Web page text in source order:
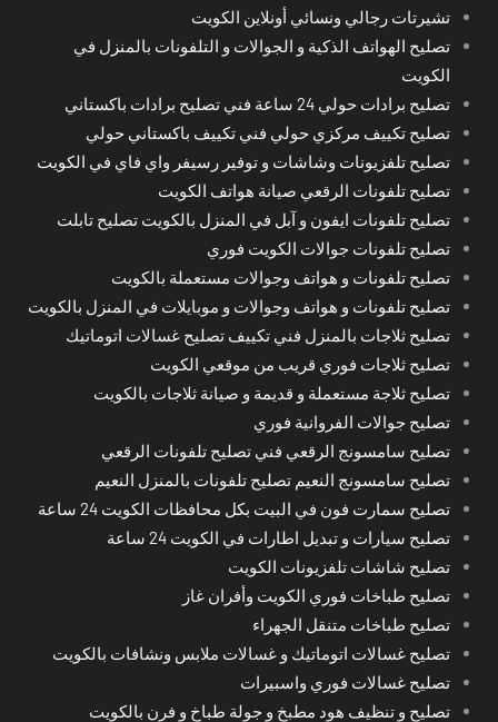
تشيرتات رجالي ونسائي أونلاين الكويت
تصليح الهواتف الذكية و الجوالات و التلفونات بالمنزل في
الكويت
تصليح برادات حولي 24 ساعة فني تصليح برادات باكستاني
تصليح تكييف مركزي حولي فني تكييف باكستاني حولي
تصليح تلفزيونات وشاشات و توفير رسيفر واي فاي في الكويت
تصليح تلفونات الرقعي صيانة هواتف الكويت
تصليح تلفونات ايفون و آبل في المنزل بالكويت تصليح تابلت
تصليح تلفونات جوالات الكويت فوري
تصليح تلفونات و هواتف وجوالات مستعملة بالكويت
تصليح تلفونات و هواتف وجوالات و موبايلات في المنزل بالكويت
تصليح ثلاجات بالمنزل فني تكييف تصليح غسالات اتوماتيك
تصليح ثلاجات فوري قريب من موقعي الكويت
تصليح ثلاجة مستعملة و قديمة و صيانة ثلاجات بالكويت
تصليح جوالات الفروانية فوري
تصليح سامسونج الرقعي فني تصليح تلفونات الرقعي
تصليح سامسونج النعيم تصليح تلفونات بالمنزل النعيم
تصليح سمارت فون في البيت بكل محافظات الكويت 24 ساعة
تصليح سيارات و تبديل اطارات في الكويت 24 ساعة
تصليح شاشات تلفزيونات الكويت
تصليح طباخات فوري الكويت وأفران غاز
تصليح طباخات متنقل الجهراء
تصليح غسالات اتوماتيك و غسالات ملابس ونشافات بالكويت
تصليح غسالات فوري واسبيرات
تصليح و تنظيف هود مطبخ و جولة طباخ و فرن بالكويت